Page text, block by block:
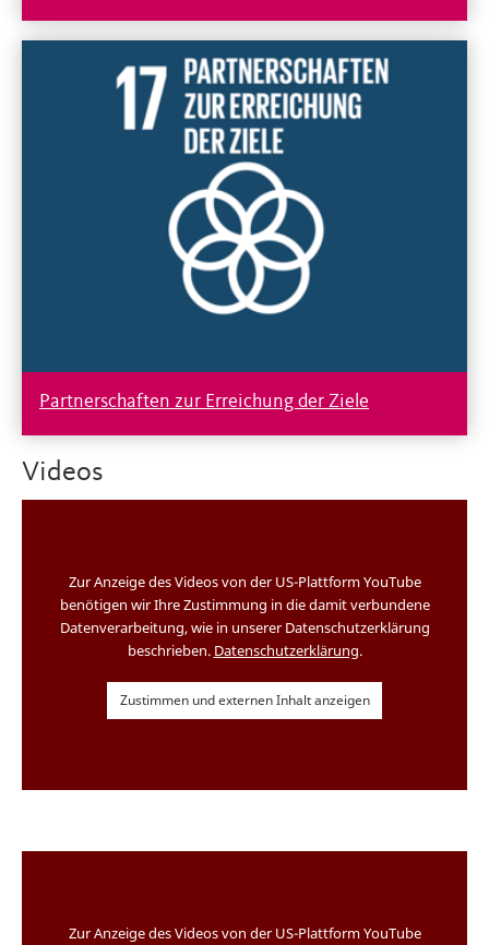
Partnerschaften zur Erreichung der Ziele
Videos
Zur Anzeige des Videos von der US-Plattform YouTube
benötigen wir Ihre Zustimmung in die damit verbundene
Datenverarbeitung, wie in unserer Datenschutzerklärung
beschrieben. Datenschutzerklärung.
Zustimmen und externen Inhalt anzeigen
Zur Anzeige des Videos von der US-Plattform YouTube